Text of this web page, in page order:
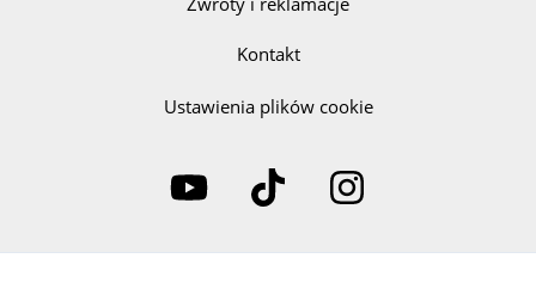
Kontakt
Ustawienia plików cookie